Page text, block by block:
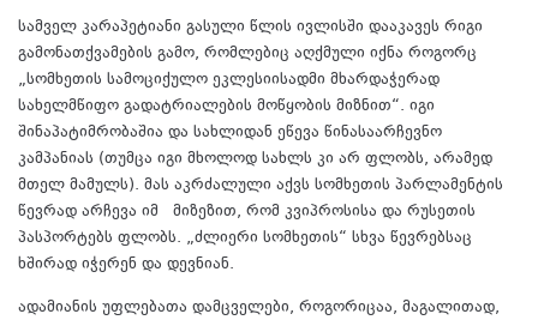
სამველ კარაპეტიანი გასული წლის ივლისში დააკავეს რიგი
გამონათქვამების გამო, რომლებიც აღქმული იქნა როგორც
„სომხეთის სამოციქულო ეკლესიისადმი მხარდაჭერად
სახელმწიფო გადატრიალების მოწყობის მიზნით“. იგი
შინაპატიმრობაშია და სახლიდან ეწევა წინასაარჩევნო
კამპანიას (თუმცა იგი მხოლოდ სახლს კი არ ფლობს, არამედ
მთელ მამულს). მას აკრძალული აქვს სომხეთის პარლამენტის
წევრად არჩევა იმ მიზეზით, რომ კვიპროსისა და რუსეთის
პასპორტებს ფლობს. „ძლიერი სომხეთის“ სხვა წევრებსაც
ხშირად იჭერენ და დევნიან.
ადამიანის უფლებათა დამცველები, როგორიცაა, მაგალითად,